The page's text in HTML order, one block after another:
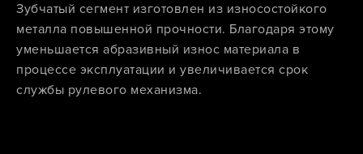
Зубчатый сегмент изготовлен из износостойкого
металла повышенной прочности. Благодаря этому
уменьшается абразивный износ материала в
процессе эксплуатации и увеличивается срок
службы рулевого механизма.